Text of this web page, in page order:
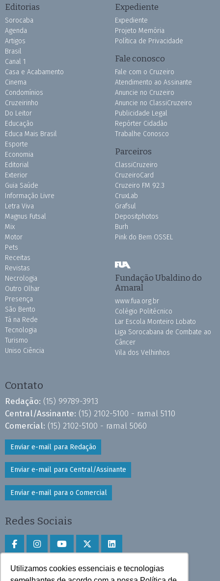
Utilizamos cookies essenciais e tecnologias
Editorias
Sorocaba
Agenda
Artigos
Brasil
Canal 1
Casa e Acabamento
Cinema
Condomínios
Cruzeirinho
Do Leitor
Educação
Educa Mais Brasil
Esporte
Economia
Editorial
Exterior
Guia Saúde
Informação Livre
Letra Viva
Magnus Futsal
Mix
Motor
Pets
Receitas
Revistas
Necrologia
Outro Olhar
Presença
São Bento
Tá na Rede
Tecnologia
Turismo
Uniso Ciência
Expediente
Expediente
Projeto Memória
Política de Privacidade
Fale conosco
Fale com o Cruzeiro
Atendimento ao Assinante
Anuncie no Cruzeiro
Anuncie no ClassiCruzeiro
Publicidade Legal
Repórter Cidadão
Trabalhe Conosco
Parceiros
ClassiCruzeiro
CruzeiroCard
Cruzeiro FM 92.3
CruxLab
Grafsul
Depositphotos
Burh
Pink do Bem OSSEL
Fundação Ubaldino do
Amaral
www.fua.org.br
Colégio Politécnico
Lar Escola Monteiro Lobato
Liga Sorocabana de Combate ao
Câncer
Vila dos Velhinhos
Contato
Redação: (15) 99789-3913
Central/Assinante: (15) 2102-5100 - ramal 5110
Comercial: (15) 2102-5100 - ramal 5060
Enviar e-mail para Redação
Enviar e-mail para Central/Assinante
Enviar e-mail para o Comercial
Redes Sociais
Faça download do aplicativo